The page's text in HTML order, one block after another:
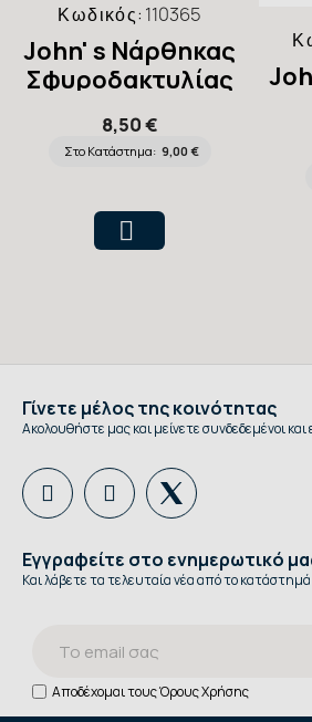
Κωδικός: 110365
John' s Νάρθηκας
Σφυροδακτυλίας
17256
8,50 €
Στο Κατάστημα: 9,00 €
Γίνετε μέλος της κοινότητας
Ακολουθήστε μας και μείνετε συνδεδεμένοι
Εγγραφείτε στο ενημερωτικό
Και λάβετε τα τελευταία νέα από το
Αποδέχομαι τουςΌρους Χρήσης